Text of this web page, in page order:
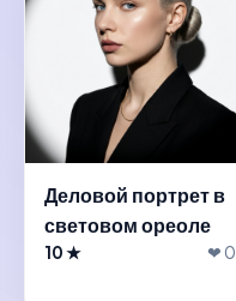
Деловой портрет в
световом ореоле
10 ★ ❤ 0